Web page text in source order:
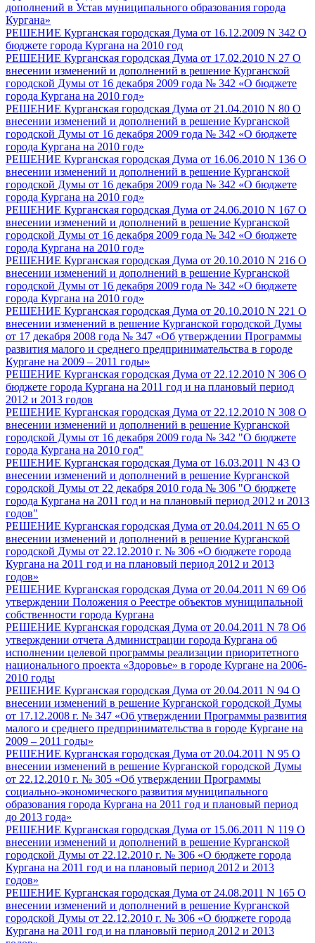
дополнений в Устав муниципального образования города
Кургана»
РЕШЕНИЕ Курганская городская Дума от 16.12.2009 N 342 О
бюджете города Кургана на 2010 год
РЕШЕНИЕ Курганская городская Дума от 17.02.2010 N 27 О
внесении изменений и дополнений в решение Курганской
городской Думы от 16 декабря 2009 года № 342 «О бюджете
города Кургана на 2010 год»
РЕШЕНИЕ Курганская городская Дума от 21.04.2010 N 80 О
внесении изменений и дополнений в решение Курганской
городской Думы от 16 декабря 2009 года № 342 «О бюджете
города Кургана на 2010 год»
РЕШЕНИЕ Курганская городская Дума от 16.06.2010 N 136 О
внесении изменений и дополнений в решение Курганской
городской Думы от 16 декабря 2009 года № 342 «О бюджете
города Кургана на 2010 год»
РЕШЕНИЕ Курганская городская Дума от 24.06.2010 N 167 О
внесении изменений и дополнений в решение Курганской
городской Думы от 16 декабря 2009 года № 342 «О бюджете
города Кургана на 2010 год»
РЕШЕНИЕ Курганская городская Дума от 20.10.2010 N 216 О
внесении изменений и дополнений в решение Курганской
городской Думы от 16 декабря 2009 года № 342 «О бюджете
города Кургана на 2010 год»
РЕШЕНИЕ Курганская городская Дума от 20.10.2010 N 221 О
внесении изменений в решение Курганской городской Думы
от 17 декабря 2008 года № 347 «Об утверждении Программы
развития малого и среднего предпринимательства в городе
Кургане на 2009 – 2011 годы»
РЕШЕНИЕ Курганская городская Дума от 22.12.2010 N 306 О
бюджете города Кургана на 2011 год и на плановый период
2012 и 2013 годов
РЕШЕНИЕ Курганская городская Дума от 22.12.2010 N 308 О
внесении изменений и дополнений в решение Курганской
городской Думы от 16 декабря 2009 года № 342 "О бюджете
города Кургана на 2010 год"
РЕШЕНИЕ Курганская городская Дума от 16.03.2011 N 43 О
внесении изменений и дополнений в решение Курганской
городской Думы от 22 декабря 2010 года № 306 "О бюджете
города Кургана на 2011 год и на плановый период 2012 и 2013
годов"
РЕШЕНИЕ Курганская городская Дума от 20.04.2011 N 65 О
внесении изменений и дополнений в решение Курганской
городской Думы от 22.12.2010 г. № 306 «О бюджете города
Кургана на 2011 год и на плановый период 2012 и 2013
годов»
РЕШЕНИЕ Курганская городская Дума от 20.04.2011 N 69 Об
утверждении Положения о Реестре объектов муниципальной
собственности города Кургана
РЕШЕНИЕ Курганская городская Дума от 20.04.2011 N 78 Об
утверждении отчета Администрации города Кургана об
исполнении целевой программы реализации приоритетного
национального проекта «Здоровье» в городе Кургане на 2006-
2010 годы
РЕШЕНИЕ Курганская городская Дума от 20.04.2011 N 94 О
внесении изменений в решение Курганской городской Думы
от 17.12.2008 г. № 347 «Об утверждении Программы развития
малого и среднего предпринимательства в городе Кургане на
2009 – 2011 годы»
РЕШЕНИЕ Курганская городская Дума от 20.04.2011 N 95 О
внесении изменений в решение Курганской городской Думы
от 22.12.2010 г. № 305 «Об утверждении Программы
социально-экономического развития муниципального
образования города Кургана на 2011 год и плановый период
до 2013 года»
РЕШЕНИЕ Курганская городская Дума от 15.06.2011 N 119 О
внесении изменений и дополнений в решение Курганской
городской Думы от 22.12.2010 г. № 306 «О бюджете города
Кургана на 2011 год и на плановый период 2012 и 2013
годов»
РЕШЕНИЕ Курганская городская Дума от 24.08.2011 N 165 О
внесении изменений и дополнений в решение Курганской
городской Думы от 22.12.2010 г. № 306 «О бюджете города
Кургана на 2011 год и на плановый период 2012 и 2013